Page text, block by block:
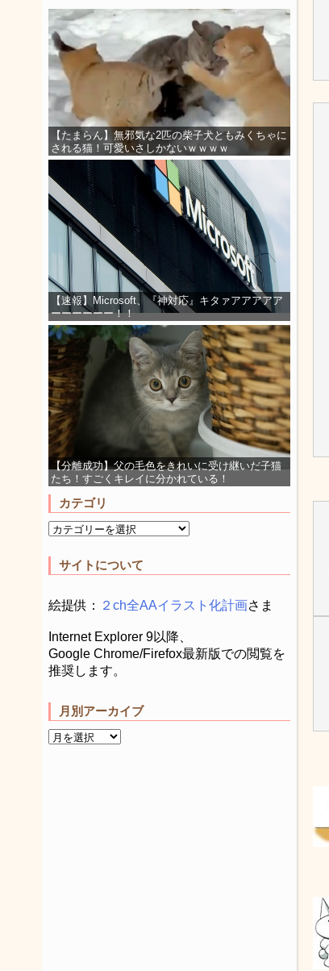
【たまらん】無邪気な2匹の柴子犬ともみくちゃに
される猫！可愛いさしかないｗｗｗｗ
【速報】Microsoft、『神対応』キタァアアアアア
ーーーーーー！！
【分離成功】父の毛色をきれいに受け継いだ子猫
たち！すごくキレイに分かれている！
カテゴリ
サイトについて
絵提供： ２ch全AAイラスト化計画さま
Internet Explorer 9以降、
Google Chrome/Firefox最新版での閲覧を
推奨します。
月別アーカイブ